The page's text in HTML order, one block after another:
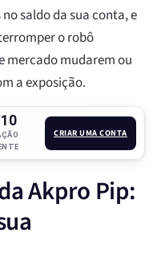
saldo da sua conta, e
o robô
mercado mudarem ou
a exposição.
CRIAR UMA CONTA
Akpro Pip: